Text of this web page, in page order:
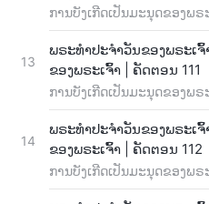
ການບັງເກີດເປັນມະນຸດຂອງພຣ
13
ພຣະທຳປະຈຳວັນຂອງພຣະເ
ຂອງພຣະເຈົ້າ | ຄັດຕອນ 111
ການບັງເກີດເປັນມະນຸດຂອງພຣ
14
ພຣະທຳປະຈຳວັນຂອງພຣະເ
ຂອງພຣະເຈົ້າ | ຄັດຕອນ 112
ການບັງເກີດເປັນມະນຸດຂອງພຣ